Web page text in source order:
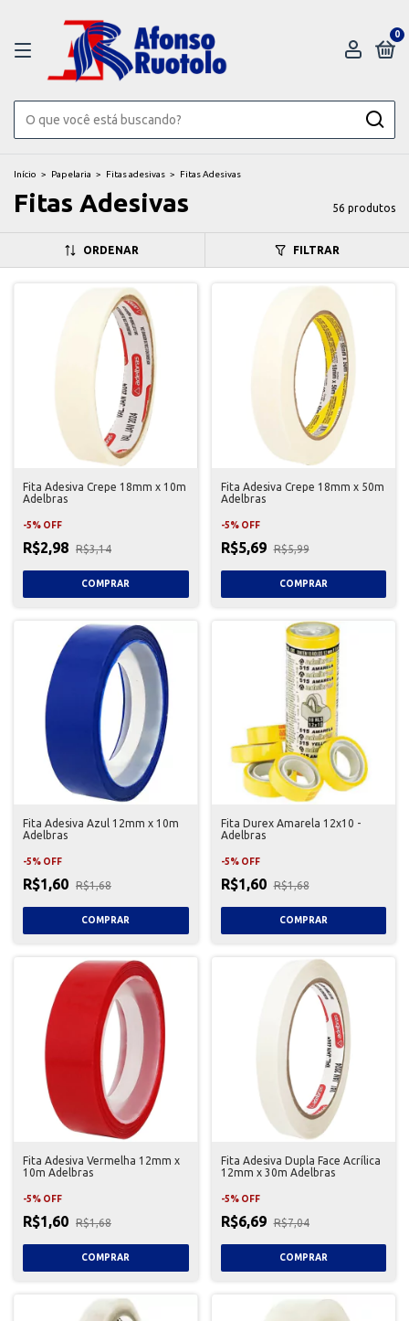
0
Início > Papelaria > Fitas adesivas > Fitas Adesivas
Fitas Adesivas 56 produtos
ORDENAR FILTRAR
Fita Adesiva Crepe 18mm x 10m
Adelbras
-5% OFF
R$2,98 R$3,14
Fita Adesiva Crepe 18mm x 50m
Adelbras
-5% OFF
R$5,69 R$5,99
Fita Adesiva Azul 12mm x 10m
Adelbras
-5% OFF
R$1,60 R$1,68
Fita Durex Amarela 12x10 -
Adelbras
-5% OFF
R$1,60 R$1,68
Fita Adesiva Vermelha 12mm x
10m Adelbras
-5% OFF
R$1,60 R$1,68
Fita Adesiva Dupla Face Acrílica
12mm x 30m Adelbras
-5% OFF
R$6,69 R$7,04